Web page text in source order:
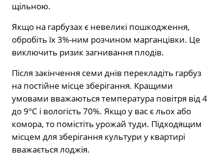
щільною.
Якщо на гарбузах є невеликі пошкодження,
обробіть їх 3%-ним розчином марганцівки. Це
виключить ризик загнивання плодів.
Після закінчення семи днів перекладіть гарбуз
на постійне місце зберігання. Кращими
умовами вважаються температура повітря від 4
до 9°C і вологість 70%. Якщо у вас є льох або
комора, то помістіть урожай туди. Підходящим
місцем для зберігання культури у квартирі
вважається лоджія.